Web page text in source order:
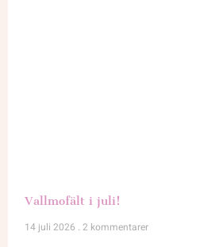
Vallmofält i juli!
14 juli 2026 2 kommentarer